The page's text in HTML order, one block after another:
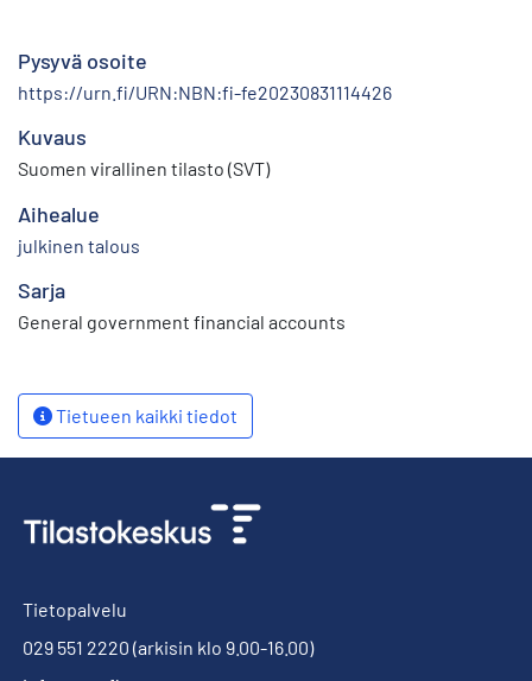
Pysyvä osoite
https://urn.fi/URN:NBN:fi-fe20230831114426
Kuvaus
Suomen virallinen tilasto (SVT)
Aihealue
julkinen talous
Sarja
General government financial accounts
Tietueen kaikki tiedot
Tietopalvelu
029 551 2220 (arkisin klo 9.00-16.00)